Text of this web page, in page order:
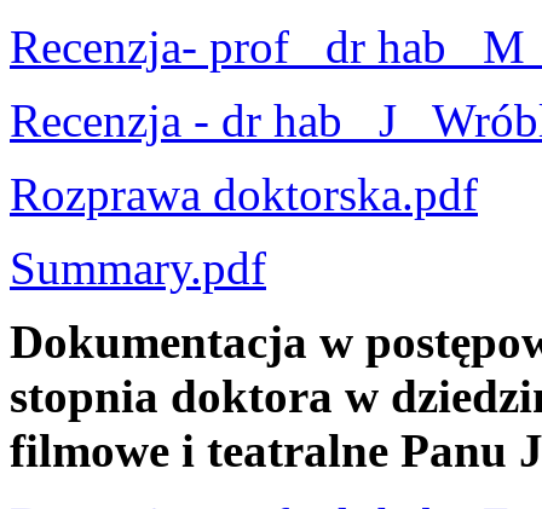
Recenzja- prof_ dr hab_
Recenzja - dr hab_ J_
Rozprawa doktorska.pdf
Summary.pdf
Dokumentacja w
stopnia doktora w
filmowe i teatralne Panu